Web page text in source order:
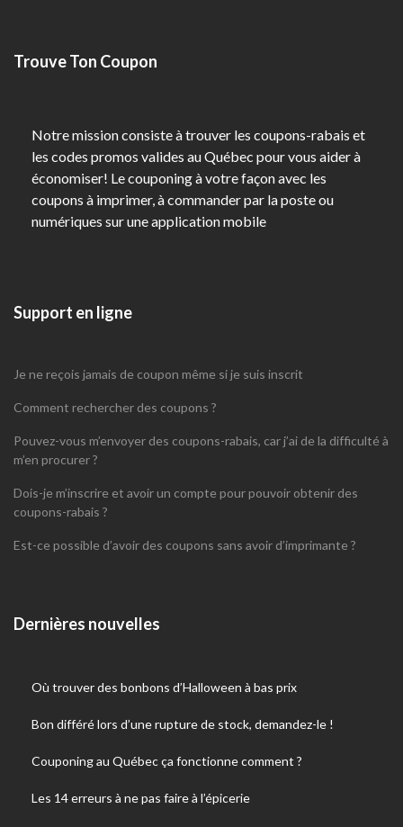
Trouve Ton Coupon
Notre mission consiste à trouver les coupons-rabais et
les codes promos valides au Québec pour vous aider à
économiser! Le couponing à votre façon avec les
coupons à imprimer, à commander par la poste ou
numériques sur une application mobile
Support en ligne
Je ne reçois jamais de coupon même si je suis inscrit
Comment rechercher des coupons ?
Pouvez-vous m’envoyer des coupons-rabais, car j’ai de la difficulté à
m’en procurer ?
Dois-je m’inscrire et avoir un compte pour pouvoir obtenir des
coupons-rabais ?
Est-ce possible d’avoir des coupons sans avoir d’imprimante ?
Dernières nouvelles
Où trouver des bonbons d’Halloween à bas prix
Bon différé lors d’une rupture de stock, demandez-le !
Couponing au Québec ça fonctionne comment ?
Les 14 erreurs à ne pas faire à l’épicerie